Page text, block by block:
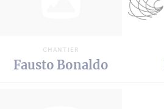
CHANTIER
Fausto Bonaldo